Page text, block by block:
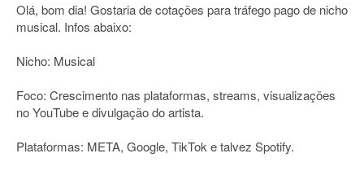
Olá, bom dia! Gostaria de cotações para tráfego pago de nicho
musical. Infos abaixo:
Nicho: Musical
Foco: Crescimento nas plataformas, streams, visualizações
no YouTube e divulgação do artista.
Plataformas: META, Google, TikTok e talvez Spotify.